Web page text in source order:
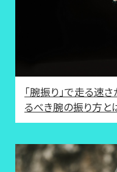
「腕振り」で走る速
るべき腕の振り方と